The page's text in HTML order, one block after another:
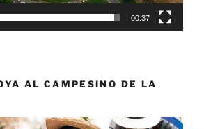
00:37
AL CAMPESINO DE LA